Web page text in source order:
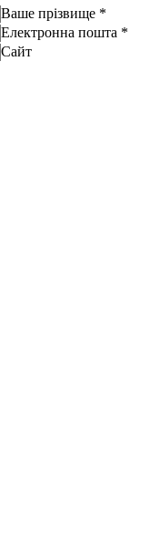
Ваше прізвище *
Електронна пошта *
Сайт